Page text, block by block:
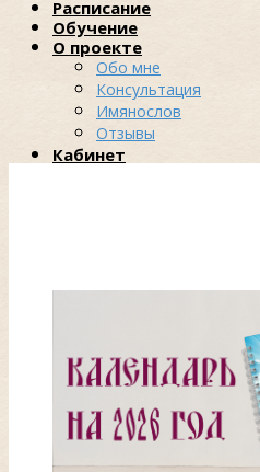
Расписание
Обучение
О проекте
Обо мне
Консультация
Имянослов
Отзывы
Кабинет